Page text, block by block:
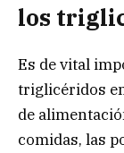
los
Es de vital
triglicéridos
de
comidas, las